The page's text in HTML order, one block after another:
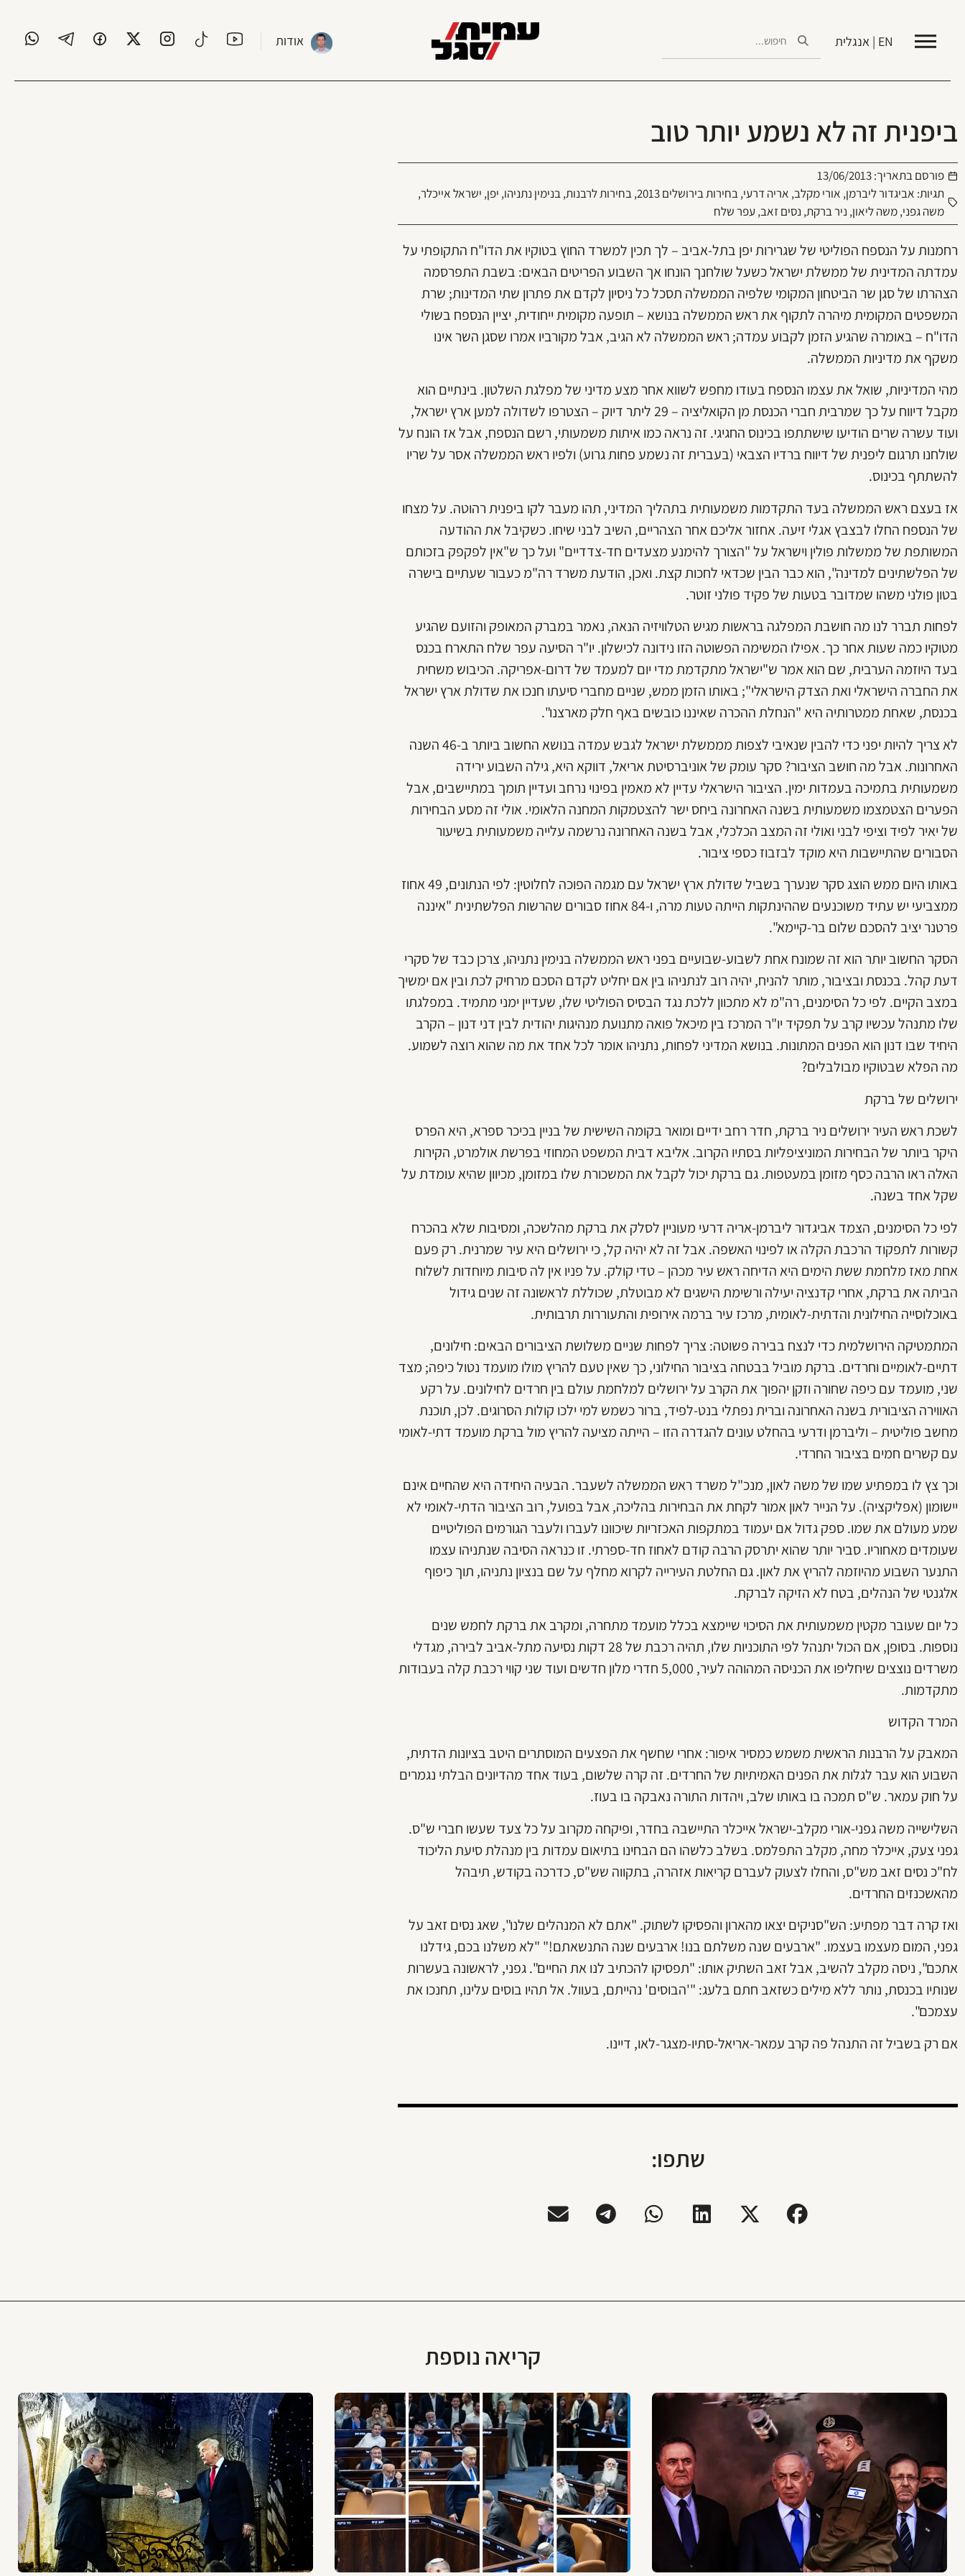
EN | אנגלית אודות
ביפנית זה לא נשמע יותר טוב
פורסם בתאריך:13/06/2013
תגיות: אביגדור ליברמן, אורי מקלב, אריה דרעי,בחירות בירושלים 2013 ,בחירות לרבנות,בנימין נתניהו, יפן, ישראל אייכלר,
משה גפני,משה ליאון, ניר ברקת, נסים זאב,עפר שלח
רחמנות על הנספח הפוליטי של שגרירות יפן בתל-אביב – לך תכין למשרד החוץ בטוקיו את הדו"ח התקופתי על
עמדתה המדינית של ממשלת ישראל כשעל שולחנך הונחו אך השבוע הפריטים הבאים: בשבת התפרסמה
הצהרתו של סגן שר הביטחון המקומי שלפיה הממשלה תסכל כל ניסיון לקדם את פתרון שתי המדינות; שרת
המשפטים המקומית מיהרה לתקוף את ראש הממשלה בנושא – תופעה מקומית ייחודית, יציין הנספח בשולי
הדו"ח – באומרה שהגיע הזמן לקבוע עמדה; ראש הממשלה לא הגיב, אבל מקורביו אמרו שסגן השר אינו
משקף את מדיניות הממשלה.
מהי המדיניות, שואל את עצמו הנספח בעודו מחפש לשווא אחר מצע מדיני של מפלגת השלטון. בינתיים הוא
מקבל דיווח על כך שמרבית חברי הכנסת מן הקואליציה – 29 ליתר דיוק – הצטרפו לשדולה למען ארץ ישראל,
ועוד עשרה שרים הודיעו שישתתפו בכינוס החגיגי. זה נראה כמו איתות משמעותי, רשם הנספח, אבל אז הונח על
שולחנו תרגום ליפנית של דיווח ברדיו הצבאי (בעברית זה נשמע פחות גרוע) ולפיו ראש הממשלה אסר על שריו
להשתתף בכינוס.
אז בעצם ראש הממשלה בעד התקדמות משמעותית בתהליך המדיני, תהו מעבר לקו ביפנית רהוטה. על מצחו
של הנספח החלו לבצבץ אגלי זיעה. אחזור אליכם אחר הצהריים, השיב לבני שיחו. כשקיבל את ההודעה
המשותפת של ממשלות פולין וישראל על "הצורך להימנע מצעדים חד-צדדיים" ועל כך ש"אין לפקפק בזכותם
של הפלשתינים למדינה", הוא כבר הבין שכדאי לחכות קצת. ואכן, הודעת משרד רה"מ כעבור שעתיים בישרה
בטון פולני משהו שמדובר בטעות של פקיד פולני זוטר.
לפחות תברר לנו מה חושבת המפלגה בראשות מגיש הטלוויזיה הנאה, נאמר במברק המאופק והזועם שהגיע
מטוקיו כמה שעות אחר כך. אפילו המשימה הפשוטה הזו נידונה לכישלון. יו"ר הסיעה עפר שלח התארח בכנס
בעד היוזמה הערבית, שם הוא אמר ש"ישראל מתקדמת מדי יום למעמד של דרום-אפריקה. הכיבוש משחית
את החברה הישראלי ואת הצדק הישראלי"; באותו הזמן ממש, שניים מחברי סיעתו חנכו את שדולת ארץ ישראל
בכנסת, שאחת ממטרותיה היא "הנחלת ההכרה שאיננו כובשים באף חלק מארצנו".
לא צריך להיות יפני כדי להבין שנאיבי לצפות מממשלת ישראל לגבש עמדה בנושא החשוב ביותר ב-46 השנה
האחרונות. אבל מה חושב הציבור? סקר עומק של אוניברסיטת אריאל, דווקא היא, גילה השבוע ירידה
משמעותית בתמיכה בעמדות ימין. הציבור הישראלי עדיין לא מאמין בפינוי נרחב ועדיין תומך במתיישבים, אבל
הפערים הצטמצמו משמעותית בשנה האחרונה ביחס ישר להצטמקות המחנה הלאומי. אולי זה מסע הבחירות
של יאיר לפיד וציפי לבני ואולי זה המצב הכלכלי, אבל בשנה האחרונה נרשמה עלייה משמעותית בשיעור
הסבורים שהתיישבות היא מוקד לבזבוז כספי ציבור.
באותו היום ממש הוצג סקר שנערך בשביל שדולת ארץ ישראל עם מגמה הפוכה לחלוטין: לפי הנתונים, 49 אחוז
ממצביעי יש עתיד משוכנעים שההינתקות הייתה טעות מרה, ו-84 אחוז סבורים שהרשות הפלשתינית "איננה
פרטנר יציב להסכם שלום בר-קיימא".
הסקר החשוב יותר הוא זה שמונח אחת לשבוע-שבועיים בפני ראש הממשלה בנימין נתניהו, צרכן כבד של סקרי
דעת קהל. בכנסת ובציבור, מותר להניח, יהיה רוב לנתניהו בין אם יחליט לקדם הסכם מרחיק לכת ובין אם ימשיך
במצב הקיים. לפי כל הסימנים, רה"מ לא מתכוון ללכת נגד הבסיס הפוליטי שלו, שעדיין ימני מתמיד. במפלגתו
שלו מתנהל עכשיו קרב על תפקיד יו"ר המרכז בין מיכאל פואה מתנועת מנהיגות יהודית לבין דני דנון – הקרב
היחיד שבו דנון הוא הפנים המתונות. בנושא המדיני לפחות, נתניהו אומר לכל אחד את מה שהוא רוצה לשמוע.
מה הפלא שבטוקיו מבולבלים?
ירושלים של ברקת
לשכת ראש העיר ירושלים ניר ברקת, חדר רחב ידיים ומואר בקומה השישית של בניין בכיכר ספרא, היא הפרס
היקר ביותר של הבחירות המוניציפליות בסתיו הקרוב. אליבא דבית המשפט המחוזי בפרשת אולמרט, הקירות
האלה ראו הרבה כסף מזומן במעטפות. גם ברקת יכול לקבל את המשכורת שלו במזומן, מכיוון שהיא עומדת על
שקל אחד בשנה.
לפי כל הסימנים, הצמד אביגדור ליברמן-אריה דרעי מעוניין לסלק את ברקת מהלשכה, ומסיבות שלא בהכרח
קשורות לתפקוד הרכבת הקלה או לפינוי האשפה. אבל זה לא יהיה קל, כי ירושלים היא עיר שמרנית. רק פעם
אחת מאז מלחמת ששת הימים היא הדיחה ראש עיר מכהן – טדי קולק. על פניו אין לה סיבות מיוחדות לשלוח
הביתה את ברקת, אחרי קדנציה יעילה ורשימת הישגים לא מבוטלת, שכוללת לראשונה זה שנים גידול
באוכלוסייה החילונית והדתית-לאומית, מרכז עיר ברמה אירופית והתעוררות תרבותית.
המתמטיקה הירושלמית כדי לנצח בבירה פשוטה: צריך לפחות שניים משלושת הציבורים הבאים: חילונים,
דתיים-לאומיים וחרדים. ברקת מוביל בבטחה בציבור החילוני, כך שאין טעם להריץ מולו מועמד נטול כיפה; מצד
שני, מועמד עם כיפה שחורה וזקן יהפוך את הקרב על ירושלים למלחמת עולם בין חרדים לחילונים. על רקע
האווירה הציבורית בשנה האחרונה וברית נפתלי בנט-לפיד, ברור כשמש למי ילכו קולות הסרוגים. לכן, תוכנת
מחשב פוליטית – וליברמן ודרעי בהחלט עונים להגדרה הזו – הייתה מציעה להריץ מול ברקת מועמד דתי-לאומי
עם קשרים חמים בציבור החרדי.
וכך צץ לו במפתיע שמו של משה לאון, מנכ"ל משרד ראש הממשלה לשעבר. הבעיה היחידה היא שהחיים אינם
יישומון (אפליקציה). על הנייר לאון אמור לקחת את הבחירות בהליכה, אבל בפועל, רוב הציבור הדתי-לאומי לא
שמע מעולם את שמו. ספק גדול אם יעמוד במתקפות האכזריות שיכוונו לעברו ולעבר הגורמים הפוליטיים
שעומדים מאחוריו. סביר יותר שהוא יתרסק הרבה קודם לאחוז חד-ספרתי. זו כנראה הסיבה שנתניהו עצמו
התנער השבוע מהיוזמה להריץ את לאון. גם החלטת העירייה לקרוא מחלף על שם בנציון נתניהו, תוך כיפוף
אלגנטי של הנהלים, בטח לא הזיקה לברקת.
כל יום שעובר מקטין משמעותית את הסיכוי שיימצא בכלל מועמד מתחרה, ומקרב את ברקת לחמש שנים
נוספות. בסופן, אם הכול יתנהל לפי התוכניות שלו, תהיה רכבת של 28 דקות נסיעה מתל-אביב לבירה, מגדלי
משרדים נוצצים שיחליפו את הכניסה המהוהה לעיר, 5,000 חדרי מלון חדשים ועוד שני קווי רכבת קלה בעבודות
מתקדמות.
המרד הקדוש
המאבק על הרבנות הראשית משמש כמסיר איפור: אחרי שחשף את הפצעים המוסתרים היטב בציונות הדתית,
השבוע הוא עבר לגלות את הפנים האמיתיות של החרדים. זה קרה שלשום, בעוד אחד מהדיונים הבלתי נגמרים
על חוק עמאר. ש"ס תמכה בו באותו שלב, ויהדות התורה נאבקה בו בעוז.
השלישייה משה גפני-אורי מקלב-ישראל אייכלר התיישבה בחדר, ופיקחה מקרוב על כל צעד שעשו חברי ש"ס.
גפני צעק, אייכלר מחה, מקלב התפלמס. בשלב כלשהו הם הבחינו בתיאום עמדות בין מנהלת סיעת הליכוד
לח"כ נסים זאב מש"ס, והחלו לצעוק לעברם קריאות אזהרה, בתקווה שש"ס, כדרכה בקודש, תיבהל
מהאשכנזים החרדים.
ואז קרה דבר מפתיע: הש"סניקים יצאו מהארון והפסיקו לשתוק. "אתם לא המנהלים שלנו", שאג נסים זאב על
גפני, המום מעצמו בעצמו. "ארבעים שנה משלתם בנו! ארבעים שנה התנשאתם!" "לא משלנו בכם, גידלנו
אתכם", ניסה מקלב להשיב, אבל זאב השתיק אותו: "תפסיקו להכתיב לנו את החיים". גפני, לראשונה בעשרות
שנותיו בכנסת, נותר ללא מילים כשזאב חתם בלעג: "'הבוסים' נהייתם, בעוול. אל תהיו בוסים עלינו, תחנכו את
עצמכם".
אם רק בשביל זה התנהל פה קרב עמאר-אריאל-סתיו-מצגר-לאו, דיינו.
שתפו:
קריאה נוספת